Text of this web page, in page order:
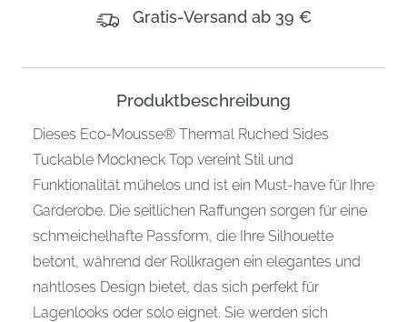
Gratis-Versand ab 39 €
Produktbeschreibung
Dieses Eco-Mousse® Thermal Ruched Sides
Tuckable Mockneck Top vereint Stil und
Funktionalität mühelos und ist ein Must-have für Ihre
Garderobe. Die seitlichen Raffungen sorgen für eine
schmeichelhafte Passform, die Ihre Silhouette
betont, während der Rollkragen ein elegantes und
nahtloses Design bietet, das sich perfekt für
Lagenlooks oder solo eignet. Sie werden sich